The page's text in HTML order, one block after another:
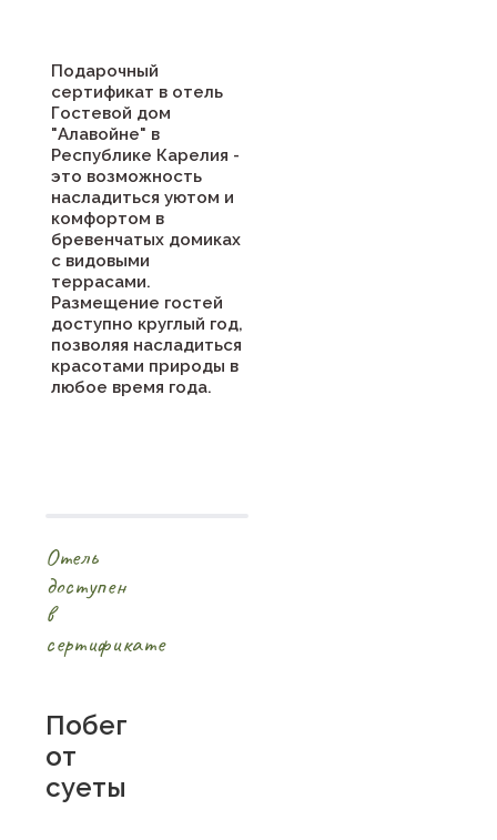
Подарочный
сертификат в отель
Гостевой дом
"Алавойне" в
Республике Карелия -
это возможность
насладиться уютом и
комфортом в
бревенчатых домиках
с видовыми
террасами.
Размещение гостей
доступно круглый год,
позволяя насладиться
красотами природы в
любое время года.
Отель
доступен
в
сертификате
Побег
от
суеты